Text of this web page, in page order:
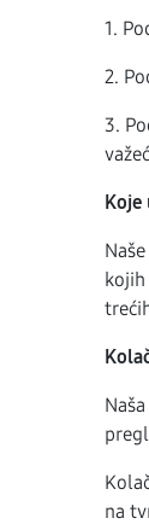
1.
2.
3.
Koje
na